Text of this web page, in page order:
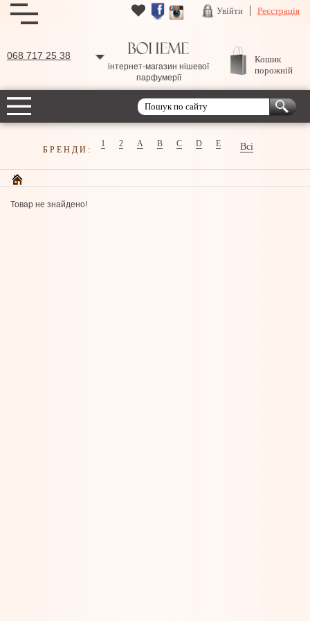
Увійти Реєстрація
068 717 25 38
інтернет-магазин нішевої
парфумерії
Кошик
порожній
БРЕНДИ:
1 2 A B C D E Всі
Товар не знайдено!